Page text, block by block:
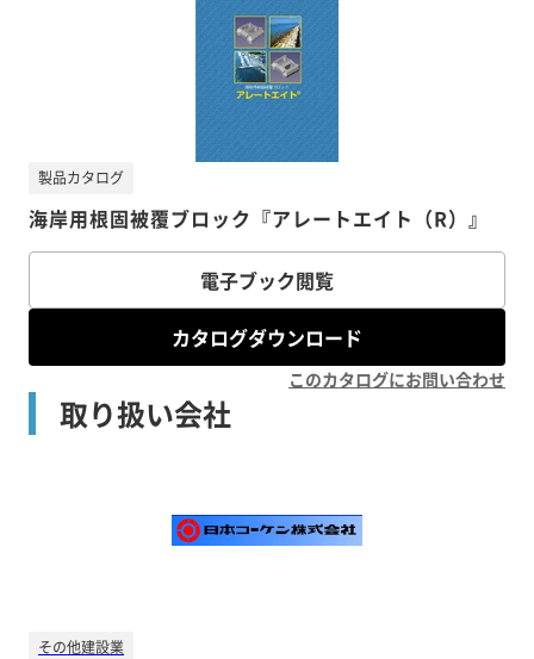
海岸用根固被覆ブロック『アレートエイト（R）』
製品カタログ
電子ブック閲覧
カタログダウンロード
このカタログにお問い合わせ
取り扱い会社
その他建設業